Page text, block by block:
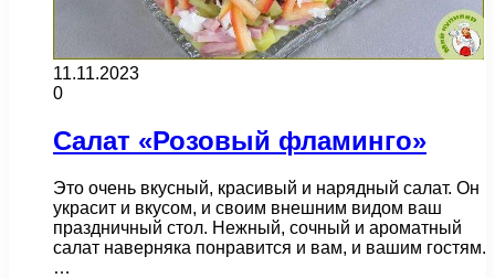
11.11.2023
0
Салат «Розовый фламинго»
Это очень вкусный, красивый и нарядный салат. Он
украсит и вкусом, и своим внешним видом ваш
праздничный стол. Нежный, сочный и ароматный
салат наверняка понравится и вам, и вашим гостям.
…